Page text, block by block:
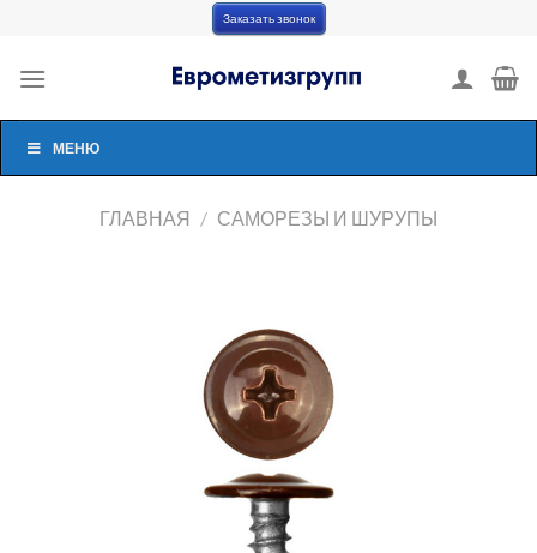
content
Заказать звонок
МЕНЮ
ГЛАВНАЯ / САМОРЕЗЫ И ШУРУПЫ